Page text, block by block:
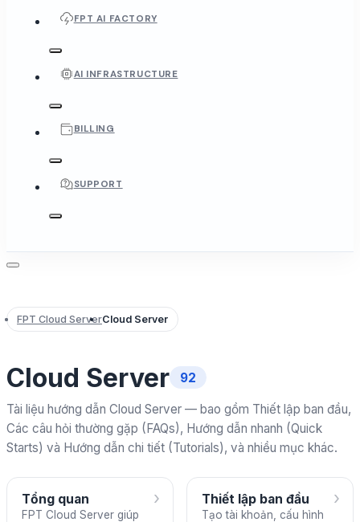
FPT AI FACTORY
AI INFRASTRUCTURE
BILLING
SUPPORT
FPT Cloud ServerCloud Server
Cloud Server 92
Tài liệu hướng dẫn Cloud Server — bao gồm Thiết lập ban đầu,
Các câu hỏi thường gặp (FAQs), Hướng dẫn nhanh (Quick
Starts) và Hướng dẫn chi tiết (Tutorials), và nhiều mục khác.
Tổng quan
FPT Cloud Server giúp
› Thiết lập ban đầu
Tạo tài khoản, cấu hình
›